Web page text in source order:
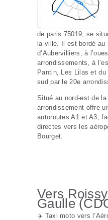
de paris 75019, se
la ville. Il est bordé au
d’Aubervilliers, à
arrondissements, à
Pantin, Les Lilas et
sud par le 20e
Situé au nord-est de
arrondissement offre
autoroutes A1 et A3,
directes vers les
Bourget.
Vers
Gaulle
✈️ Taxi moto vers